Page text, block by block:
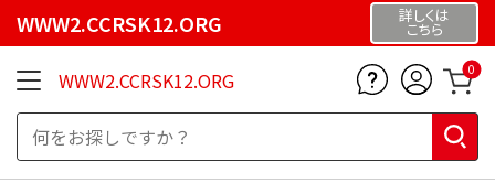
WWW2.CCRSK12.ORG 詳しくは
こちら
WWW2.CCRSK12.ORG 0